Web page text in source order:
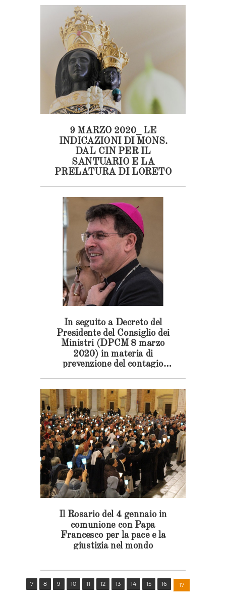
9 MARZO 2020_ LE
INDICAZIONI DI MONS.
DAL CIN PER IL
SANTUARIO E LA
PRELATURA DI LORETO
In seguito a Decreto del
Presidente del Consiglio dei
Ministri (DPCM 8 marzo
2020) in materia di
prevenzione del contagio
COVID-19 e al comunicato
stampa n. 11/2020 Decreto
Corona Virus della
Presidenza della Conferenza
Episcopale Italiana,
l’Arcivescovo Mons. Fabio
Dal Cin invia le seguenti
disposizioni, da osservare con
senso di responsabilità.
Decreto 223_ 8 marzo 2020
Emergenza Coronavirus Si
allega a questo link il Decreto
222, cui rimandano le
disposizioni del Decreto 223
Il Rosario del 4 gennaio in
comunione con Papa
Francesco per la pace e la
giustizia nel mondo
7 8 9 10 11 12 13 14 15 16 17